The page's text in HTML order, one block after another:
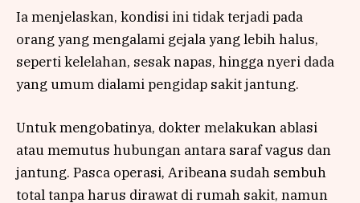
Ia menjelaskan, kondisi ini tidak terjadi pada
orang yang mengalami gejala yang lebih halus,
seperti kelelahan, sesak napas, hingga nyeri dada
yang umum dialami pengidap sakit jantung.
Untuk mengobatinya, dokter melakukan ablasi
atau memutus hubungan antara saraf vagus dan
jantung. Pasca operasi, Aribeana sudah sembuh
total tanpa harus dirawat di rumah sakit, namun